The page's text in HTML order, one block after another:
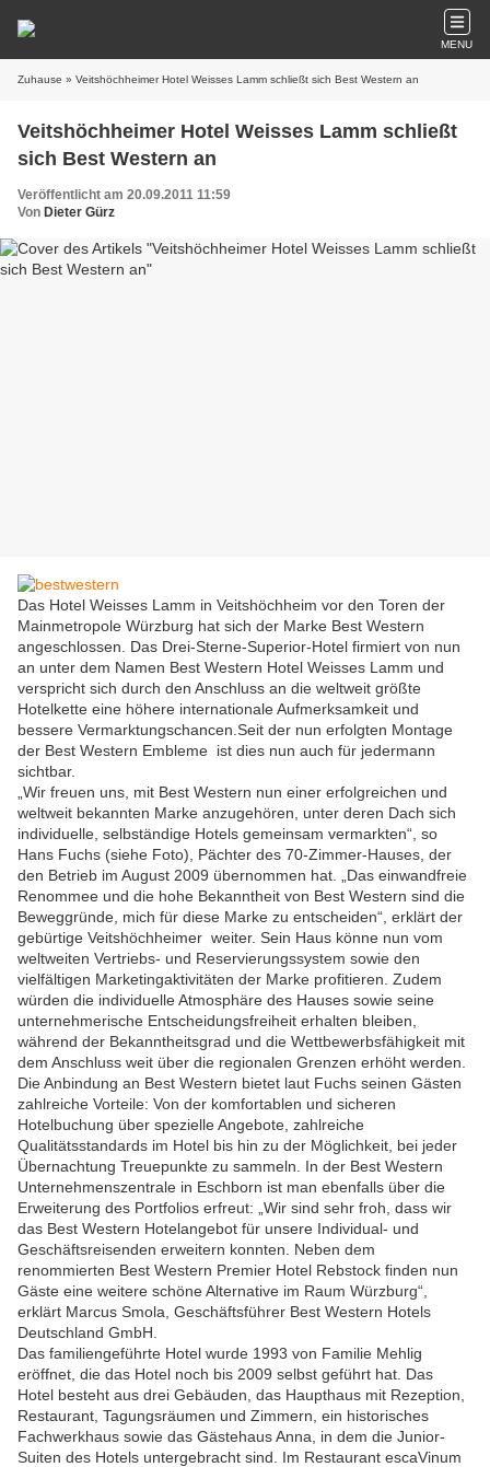
MENU
Zuhause » Veitshöchheimer Hotel Weisses Lamm schließt sich Best Western an
Veitshöchheimer Hotel Weisses Lamm schließt
sich Best Western an
Veröffentlicht am 20.09.2011 11:59
Von Dieter Gürz
Das Hotel Weisses Lamm in Veitshöchheim vor den Toren der
Mainmetropole Würzburg hat sich der Marke Best Western
angeschlossen. Das Drei-Sterne-Superior-Hotel firmiert von nun
an unter dem Namen Best Western Hotel Weisses Lamm und
verspricht sich durch den Anschluss an die weltweit größte
Hotelkette eine höhere internationale Aufmerksamkeit und
bessere Vermarktungschancen.Seit der nun erfolgten Montage
der Best Western Embleme ist dies nun auch für jedermann
sichtbar.
„Wir freuen uns, mit Best Western nun einer erfolgreichen und
weltweit bekannten Marke anzugehören, unter deren Dach sich
individuelle, selbständige Hotels gemeinsam vermarkten“, so
Hans Fuchs (siehe Foto), Pächter des 70-Zimmer-Hauses, der
den Betrieb im August 2009 übernommen hat. „Das einwandfreie
Renommee und die hohe Bekanntheit von Best Western sind die
Beweggründe, mich für diese Marke zu entscheiden“, erklärt der
gebürtige Veitshöchheimer weiter. Sein Haus könne nun vom
weltweiten Vertriebs- und Reservierungssystem sowie den
vielfältigen Marketingaktivitäten der Marke profitieren. Zudem
würden die individuelle Atmosphäre des Hauses sowie seine
unternehmerische Entscheidungsfreiheit erhalten bleiben,
während der Bekanntheitsgrad und die Wettbewerbsfähigkeit mit
dem Anschluss weit über die regionalen Grenzen erhöht werden.
Die Anbindung an Best Western bietet laut Fuchs seinen Gästen
zahlreiche Vorteile: Von der komfortablen und sicheren
Hotelbuchung über spezielle Angebote, zahlreiche
Qualitätsstandards im Hotel bis hin zu der Möglichkeit, bei jeder
Übernachtung Treuepunkte zu sammeln. In der Best Western
Unternehmenszentrale in Eschborn ist man ebenfalls über die
Erweiterung des Portfolios erfreut: „Wir sind sehr froh, dass wir
das Best Western Hotelangebot für unsere Individual- und
Geschäftsreisenden erweitern konnten. Neben dem
renommierten Best Western Premier Hotel Rebstock finden nun
Gäste eine weitere schöne Alternative im Raum Würzburg“,
erklärt Marcus Smola, Geschäftsführer Best Western Hotels
Deutschland GmbH.
Das familiengeführte Hotel wurde 1993 von Familie Mehlig
eröffnet, die das Hotel noch bis 2009 selbst geführt hat. Das
Hotel besteht aus drei Gebäuden, das Haupthaus mit Rezeption,
Restaurant, Tagungsräumen und Zimmern, ein historisches
Fachwerkhaus sowie das Gästehaus Anna, in dem die Junior-
Suiten des Hotels untergebracht sind. Im Restaurant escaVinum